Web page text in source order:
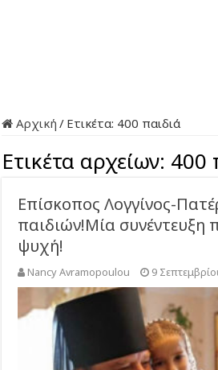
Αρχική / Ετικέτα: 400 παιδιά
Ετικέτα αρχείων: 400
Επίσκοπος Λογγίνος-
παιδιών!Μία συνέντευξη
ψυχή!
Nancy Avramopoulou 9